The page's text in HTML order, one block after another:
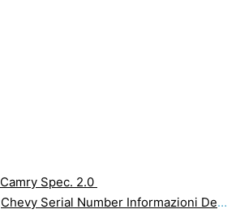
Spec. 2.0
Chevy Serial Number Informazioni Decoder